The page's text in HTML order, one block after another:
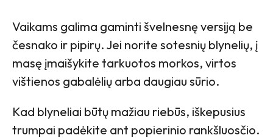
Vaikams galima gaminti švelnesnę versiją be
česnako ir pipirų. Jei norite sotesnių blynelių, į
masę įmaišykite tarkuotos morkos, virtos
vištienos gabalėlių arba daugiau sūrio.
Kad blyneliai būtų mažiau riebūs, iškepusius
trumpai padėkite ant popierinio rankšluosčio.